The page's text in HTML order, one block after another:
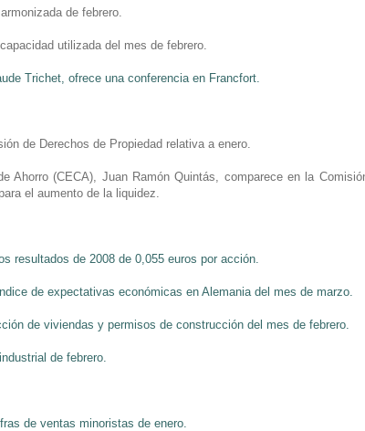
de febrero.
utilizada del mes de febrero.
Trichet, ofrece una conferencia en Francfort.
de Derechos de Propiedad relativa a enero.
(CECA), Juan Ramón Quintás, comparece en la
el aumento de la liquidez.
resultados de 2008 de 0,055 euros por acción.
de expectativas económicas en Alemania del mes de marzo.
de viviendas y permisos de construcción del mes de febrero.
de febrero.
de ventas minoristas de enero.